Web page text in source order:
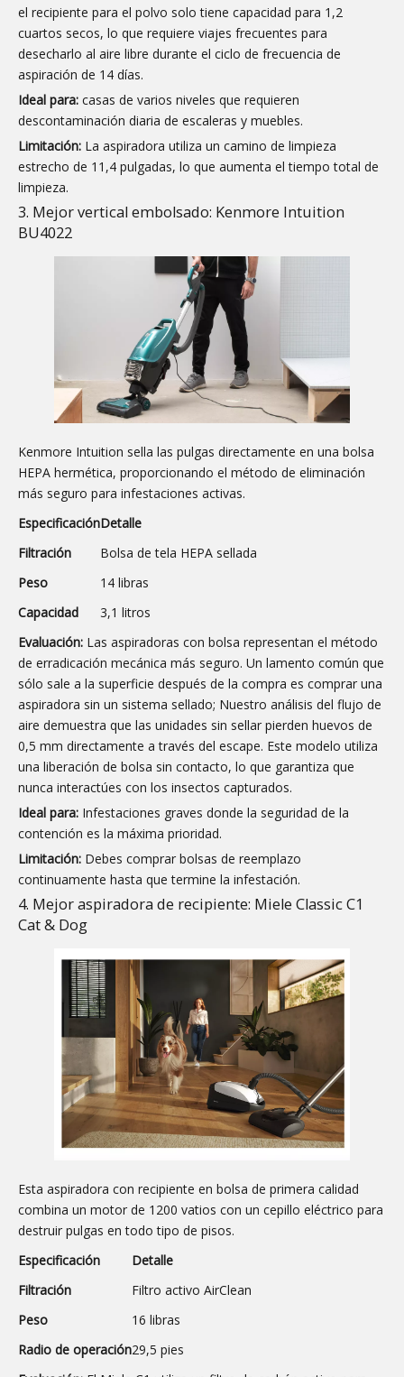
el recipiente para el polvo solo tiene capacidad para 1,2
cuartos secos, lo que requiere viajes frecuentes para
desecharlo al aire libre durante el ciclo de frecuencia de
aspiración de 14 días.
Ideal para: casas de varios niveles que requieren
descontaminación diaria de escaleras y muebles.
Limitación: La aspiradora utiliza un camino de limpieza
estrecho de 11,4 pulgadas, lo que aumenta el tiempo total de
limpieza.
3. Mejor vertical embolsado: Kenmore Intuition
BU4022
Kenmore Intuition sella las pulgas directamente en una bolsa
HEPA hermética, proporcionando el método de eliminación
más seguro para infestaciones activas.
EspecificaciónDetalle
Filtración
Bolsa de tela HEPA sellada
Peso
14 libras
Capacidad
3,1 litros
Evaluación: Las aspiradoras con bolsa representan el método
de erradicación mecánica más seguro. Un lamento común que
sólo sale a la superficie después de la compra es comprar una
aspiradora sin un sistema sellado; Nuestro análisis del flujo de
aire demuestra que las unidades sin sellar pierden huevos de
0,5 mm directamente a través del escape. Este modelo utiliza
una liberación de bolsa sin contacto, lo que garantiza que
nunca interactúes con los insectos capturados.
Ideal para: Infestaciones graves donde la seguridad de la
contención es la máxima prioridad.
Limitación: Debes comprar bolsas de reemplazo
continuamente hasta que termine la infestación.
4. Mejor aspiradora de recipiente: Miele Classic C1
Cat & Dog
Esta aspiradora con recipiente en bolsa de primera calidad
combina un motor de 1200 vatios con un cepillo eléctrico para
destruir pulgas en todo tipo de pisos.
Especificación
Detalle
Filtración
Filtro activo AirClean
Peso
16 libras
Radio de operación29,5 pies